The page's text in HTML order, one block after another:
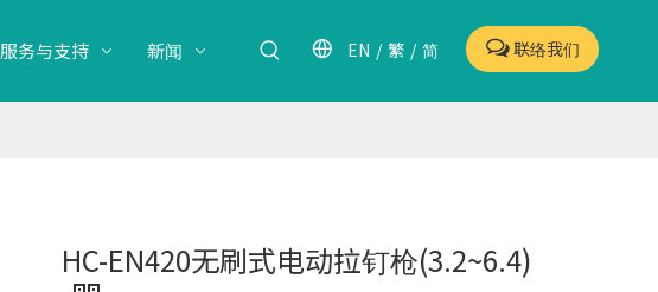
服务与支持 新闻 EN / 繁 / 简 联络我们
HC-EN420无刷式电动拉钉枪(3.2~6.4)